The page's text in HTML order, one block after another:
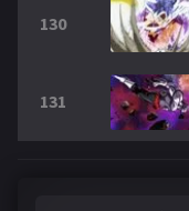
130
131